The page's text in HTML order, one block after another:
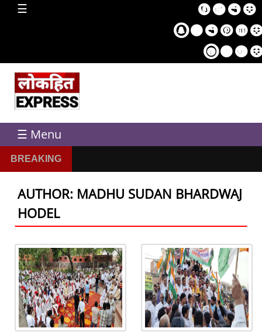
☰
home
☰ Menu
BREAKING
AUTHOR: MADHU SUDAN BHARDWAJ
HODEL